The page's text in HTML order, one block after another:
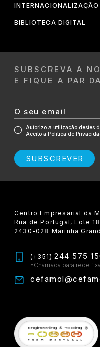
INTERNACIONALIZAÇÃO
BIBLIOTECA DIGITAL
SUBSCREVA A
E FIQUE A PAR
Autorizo a utilização destes
Aceito a Política de
SUBSCREVER
Centro Empresarial da
Rua de Portugal, Lote
2430-028 Marinha
(+351)244 575
*Chamada para rede